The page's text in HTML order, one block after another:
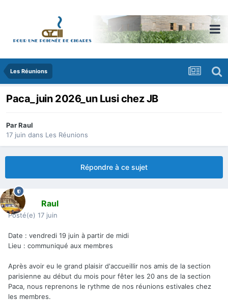
Les Réunions
Paca_juin 2026_un Lusi chez JB
ParRaul
17 juin dans Les Réunions
Répondre à ce sujet
Raul
Posté(e) 17 juin
Date : vendredi 19 juin à partir de midi
Lieu : communiqué aux membres
Après avoir eu le grand plaisir d'accueillir nos amis de la section
parisienne au début du mois pour fêter les 20 ans de la section
Paca, nous reprenons le rythme de nos réunions estivales chez
les membres.